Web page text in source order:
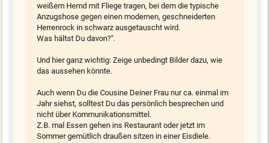
weißem Hemd mit Fliege tragen, bei dem die typische
Anzugshose gegen einen modernen, geschneiderten
Herrenrock in schwarz ausgetauscht wird.
Was hältst Du davon?".
Und hier ganz wichtig: Zeige unbedingt Bilder dazu, wie
das aussehen könnte.
Auch wenn Du die Cousine Deiner Frau nur ca. einmal im
Jahr siehst, solltest Du das persönlich besprechen und
nicht über Kommunikationsmittel.
Z.B. mal Essen gehen ins Restaurant oder jetzt im
Sommer gemütlich draußen sitzen in einer Eisdiele.